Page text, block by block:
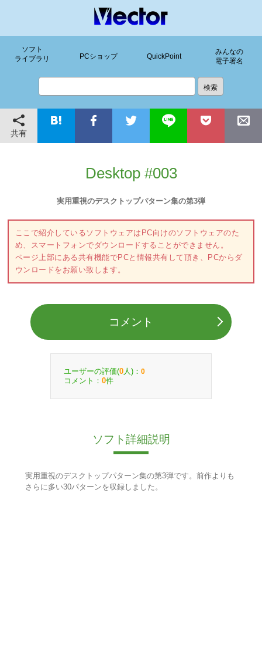
ソフト
ライブラリ
PCショップ QuickPoint
みんなの
電子署名
共有
Desktop #003
実用重視のデスクトップパターン集の第3弾
ここで紹介しているソフトウェアはPC向けのソフトウェアのた
め、スマートフォンでダウンロードすることができません。
ページ上部にある共有機能でPCと情報共有して頂き、PCからダ
ウンロードをお願い致します。
コメント
ユーザーの評価(0 人)： 0
コメント： 0件
ソフト詳細説明
実用重視のデスクトップパターン集の第3弾です。前作よりも
さらに多い30パターンを収録しました。